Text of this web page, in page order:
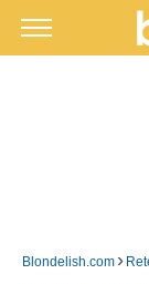
Blondelish.com ›